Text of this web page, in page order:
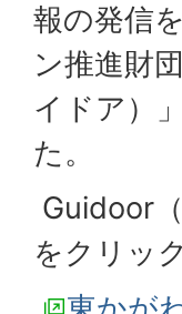
報の発信
ン推進財
イドア）
た。
Guidoor
をクリッ